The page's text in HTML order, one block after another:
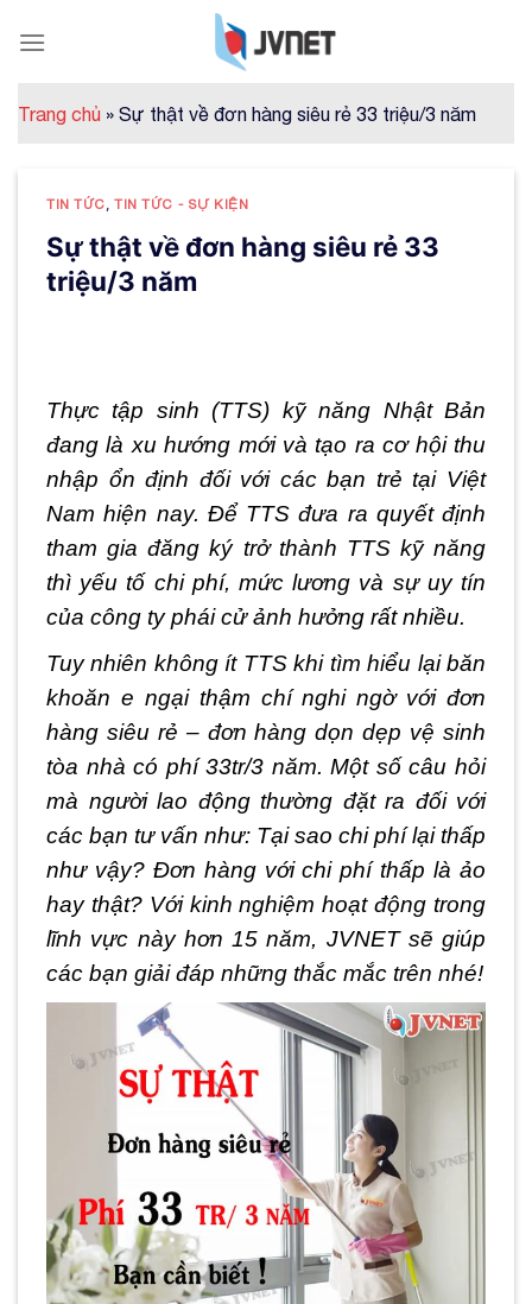
Trang chủ » Sự thật về đơn hàng siêu rẻ 33 triệu/3 năm
TIN TỨC ,TIN TỨC - SỰ KIỆN
Sự thật về đơn hàng siêu rẻ 33
triệu/3 năm
Thực tập sinh (TTS) kỹ năng Nhật Bản
đang là xu hướng mới và tạo ra cơ hội thu
nhập ổn định đối với các bạn trẻ tại Việt
Nam hiện nay. Để TTS đưa ra quyết định
tham gia đăng ký trở thành TTS kỹ năng
thì yếu tố chi phí, mức lương và sự uy tín
của công ty phái cử ảnh hưởng rất nhiều.
Tuy nhiên không ít TTS khi tìm hiểu lại băn
khoăn e ngại thậm chí nghi ngờ với đơn
hàng siêu rẻ – đơn hàng dọn dẹp vệ sinh
tòa nhà có phí 33tr/3 năm. Một số câu hỏi
mà người lao động thường đặt ra đối với
các bạn tư vấn như: Tại sao chi phí lại thấp
như vậy? Đơn hàng với chi phí thấp là ảo
hay thật? Với kinh nghiệm hoạt động trong
lĩnh vực này hơn 15 năm, JVNET sẽ giúp
các bạn giải đáp những thắc mắc trên nhé!